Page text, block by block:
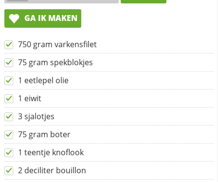
GA IK MAKEN
750 gram varkensfilet
75 gram spekblokjes
1 eetlepel olie
1 eiwit
3 sjalotjes
75 gram boter
1 teentje knoflook
2 deciliter bouillon